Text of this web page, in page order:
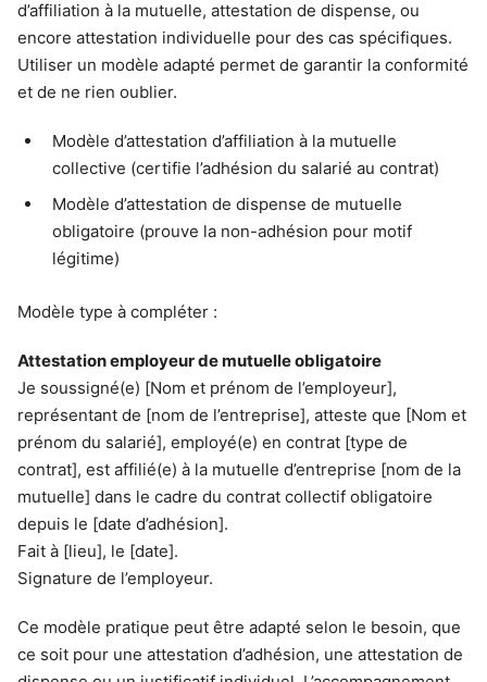
d’affiliation à la mutuelle, attestation de dispense, ou
encore attestation individuelle pour des cas spécifiques.
Utiliser un modèle adapté permet de garantir la conformité
et de ne rien oublier.
Modèle d’attestation d’affiliation à la mutuelle
collective (certifie l’adhésion du salarié au contrat)
Modèle d’attestation de dispense de mutuelle
obligatoire (prouve la non-adhésion pour motif
légitime)
Modèle type à compléter :
Attestation employeur de mutuelle obligatoire
Je soussigné(e) [Nom et prénom de l’employeur],
représentant de [nom de l’entreprise], atteste que [Nom et
prénom du salarié], employé(e) en contrat [type de
contrat], est affilié(e) à la mutuelle d’entreprise [nom de la
mutuelle] dans le cadre du contrat collectif obligatoire
depuis le [date d’adhésion].
Fait à [lieu], le [date].
Signature de l’employeur.
Ce modèle pratique peut être adapté selon le besoin, que
ce soit pour une attestation d’adhésion, une attestation de